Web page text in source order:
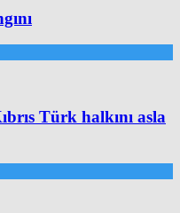
Türk halkını asla